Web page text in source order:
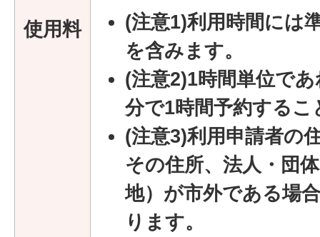
使用料
(注意1)利用時間には
を含みます。
(注意2)1時間単位で
分で1時間予約するこ
(注意3)利用申請者の
その住所、法人・団
地）が市外である場
ります。